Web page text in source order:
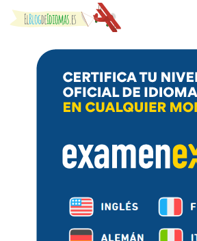
Skip to content